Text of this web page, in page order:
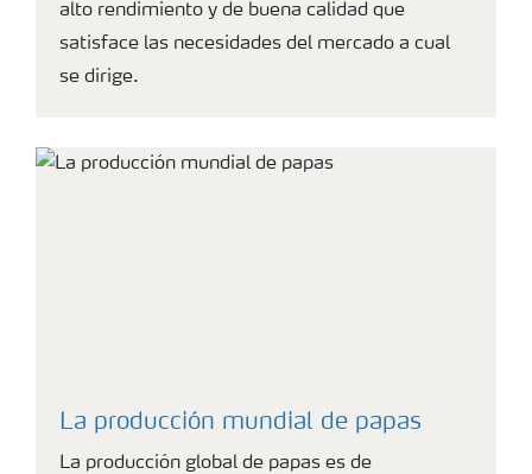
alto rendimiento y de buena calidad que
satisface las necesidades del mercado a cual
se dirige.
La producción mundial de papas
La producción global de papas es de